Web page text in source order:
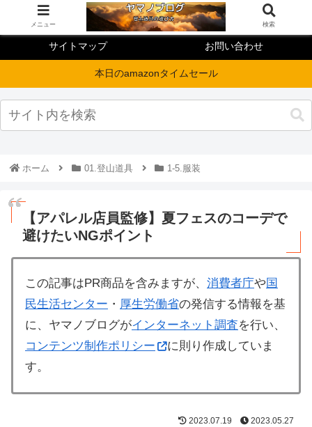
サイトマップ お問い合わせ
本日のamazonタイムセール
ホーム 01.登山道具 1-5.服装
【アパレル店員監修】夏フェスのコーデで
避けたいNGポイント
この記事はPR商品を含みますが、 消費者庁や 国
民生活センター ・ 厚生労働省の発信する情報を基
に、ヤマノブログがインターネット調査を行い、
コンテンツ制作ポリシー
に則り作成していま
す。
2023.07.19 2023.05.27
メニュー 検索